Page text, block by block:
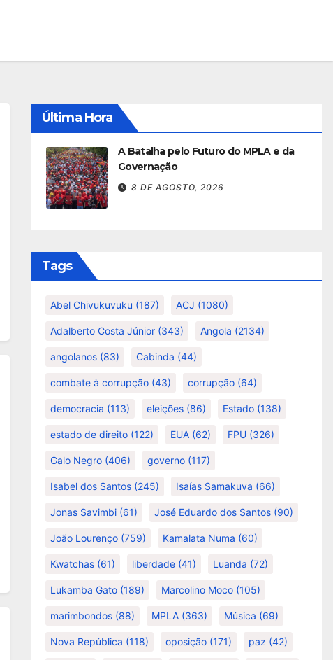
Última Hora
A Batalha pelo Futuro do MPLA e da
Governação
8 DE AGOSTO, 2026
Tags
Abel Chivukuvuku (187) ACJ (1080)
Adalberto Costa Júnior (343) Angola (2134)
angolanos (83) Cabinda (44)
combate à corrupção (43) corrupção (64)
democracia (113) eleições (86) Estado (138)
estado de direito (122) EUA (62) FPU (326)
Galo Negro (406) governo (117)
Isabel dos Santos (245) Isaías Samakuva (66)
Jonas Savimbi (61) José Eduardo dos Santos (90)
João Lourenço (759) Kamalata Numa (60)
Kwatchas (61) liberdade (41) Luanda (72)
Lukamba Gato (189) Marcolino Moco (105)
marimbondos (88) MPLA (363) Música (69)
Nova República (118) oposição (171) paz (42)